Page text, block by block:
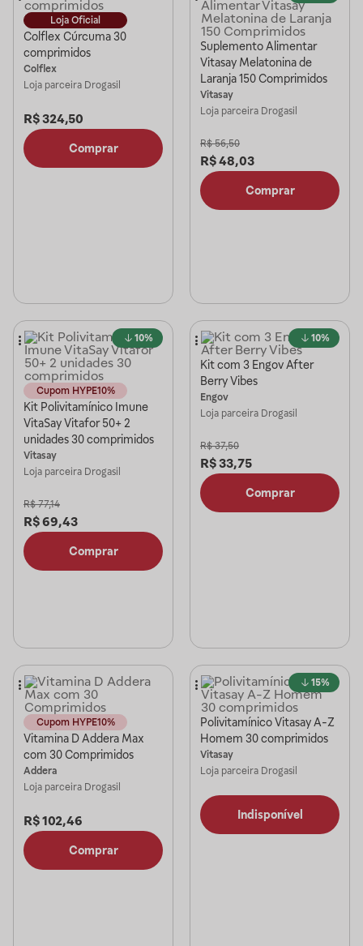
Loja Oficial
Colflex Cúrcuma 30
comprimidos
Colflex
Loja parceira Drogasil
R$324,50
Comprar
Suplemento Alimentar
Vitasay Melatonina de
Laranja 150 Comprimidos
Vitasay
Loja parceira Drogasil
R$ 56,50
R$48,03
Comprar
10%
Cupom HYPE10%
Kit Polivitamínico Imune
VitaSay Vitafor 50+ 2
unidades 30 comprimidos
Vitasay
Loja parceira Drogasil
R$ 77,14
R$69,43
Comprar
10%
Kit com 3 Engov After
Berry Vibes
Engov
Loja parceira Drogasil
R$ 37,50
R$33,75
Comprar
Cupom HYPE10%
Vitamina D Addera Max
com 30 Comprimidos
Addera
Loja parceira Drogasil
R$102,46
Comprar
15%
Polivitamínico Vitasay A-Z
Homem 30 comprimidos
Vitasay
Loja parceira Drogasil
Indisponível